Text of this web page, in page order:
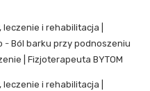
i rehabilitacja |
-Ból barku przy podnoszeniu
| Fizjoterapeuta BYTOM
i rehabilitacja |